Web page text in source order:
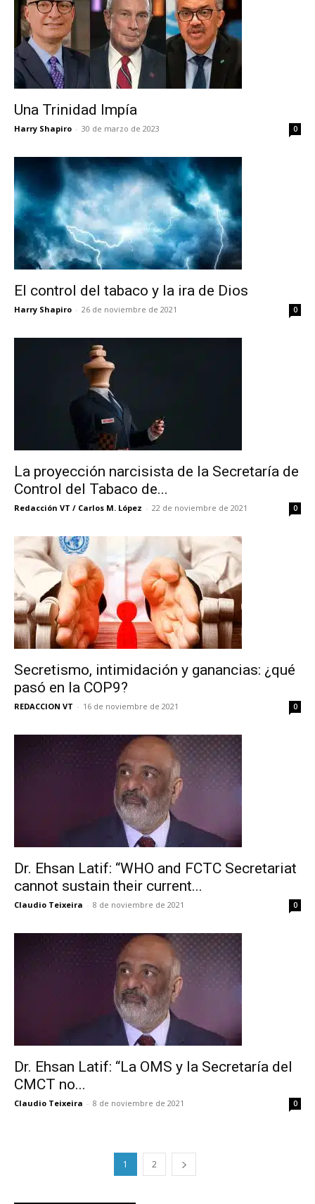
No te pierdas de las
últimas noticias
Suscríbete a nuestro boletín diario y
recibe todas las noticias del vapeo y la
reducción de daños en tu correo
electrónico.
Subscribe to our daily clipping and
receive all the news of vaping and
tobacco harm reduction in your email.
SUBSCRIBIRSE
Una Trinidad Impía
Harry Shapiro - 30 de marzo de 2023 0
El control del tabaco y la ira de Dios
Harry Shapiro - 26 de noviembre de 2021 0
La proyección narcisista de la Secretaría de
Control del Tabaco de...
Redacción VT / Carlos M. López - 22 de noviembre de 2021 0
Secretismo, intimidación y ganancias: ¿qué
pasó en la COP9?
REDACCION VT - 16 de noviembre de 2021 0
Dr. Ehsan Latif: “WHO and FCTC Secretariat
cannot sustain their current...
Claudio Teixeira - 8 de noviembre de 2021 0
Dr. Ehsan Latif: “La OMS y la Secretaría del
CMCT no...
Claudio Teixeira - 8 de noviembre de 2021 0
1 2